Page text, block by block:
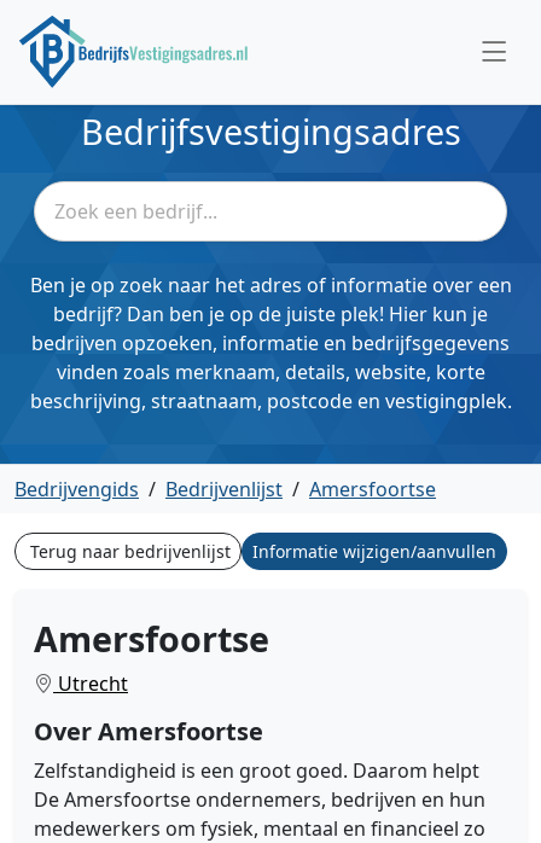
Bedrijfsvestigingsadres
Ben je op zoek naar het adres of informatie over een
bedrijf? Dan ben je op de juiste plek! Hier kun je
bedrijven opzoeken, informatie en bedrijfsgegevens
vinden zoals merknaam, details, website, korte
beschrijving, straatnaam, postcode en vestigingplek.
Bedrijvengids / Bedrijvenlijst / Amersfoortse
Terug naar bedrijvenlijst Informatie wijzigen/aanvullen
Amersfoortse
Utrecht
Over Amersfoortse
Zelfstandigheid is een groot goed. Daarom helpt
De Amersfoortse ondernemers, bedrijven en hun
medewerkers om fysiek, mentaal en financieel zo